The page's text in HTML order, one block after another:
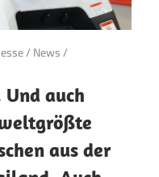
/ News/
auch
aus der